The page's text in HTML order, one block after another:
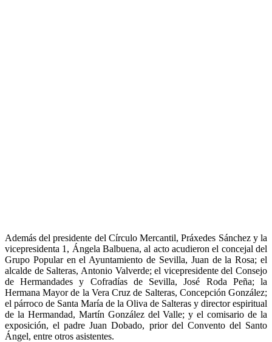
Además del presidente del Círculo Mercantil, Práxedes Sánchez y la
vicepresidenta 1, Ángela Balbuena, al acto acudieron el concejal del
Grupo Popular en el Ayuntamiento de Sevilla, Juan de la Rosa; el
alcalde de Salteras, Antonio Valverde; el vicepresidente del Consejo
de Hermandades y Cofradías de Sevilla, José Roda Peña; la
Hermana Mayor de la Vera Cruz de Salteras, Concepción González;
el párroco de Santa María de la Oliva de Salteras y director espiritual
de la Hermandad, Martín González del Valle; y el comisario de la
exposición, el padre Juan Dobado, prior del Convento del Santo
Ángel, entre otros asistentes.